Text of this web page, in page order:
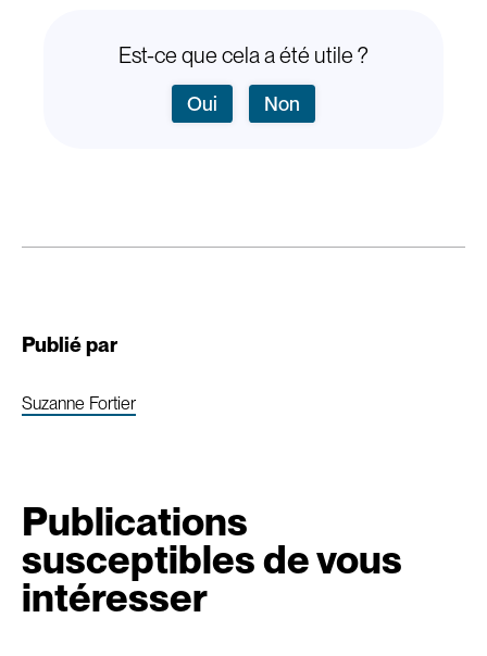
Est-ce que cela a été utile ?
Oui Non
Publié par
Suzanne Fortier
Publications
susceptibles de vous
intéresser